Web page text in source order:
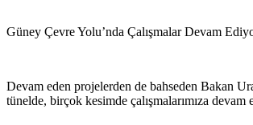
Güney Çevre Yolu’nda Çalışmalar Devam
Devam eden projelerden de bahseden Bakan
tünelde, birçok kesimde çalışmalarımıza